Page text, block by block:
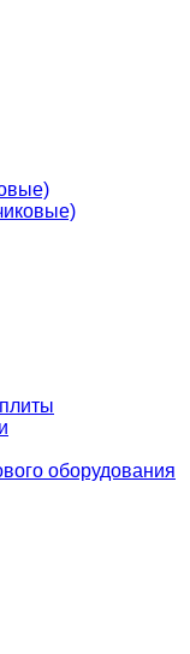
оборудования